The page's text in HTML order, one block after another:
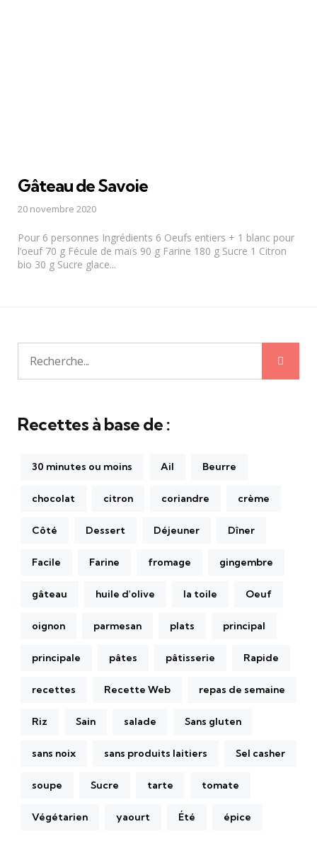
Gâteau de Savoie
20 novembre 2020
Pour 6 personnes Ingrédients 6 Oeufs entiers + 1 blanc pour
l’oeuf 70 g Fécule de maïs 90 g Farine 180 g Sucre 1 Citron
bio 30 g Sucre glace...
Recherche
pour:
Recettes à base de :
30 minutes ou moins Ail Beurre
chocolat citron coriandre crème
Côté Dessert Déjeuner Dîner
Facile Farine fromage gingembre
gâteau huile d'olive la toile Oeuf
oignon parmesan plats principal
principale pâtes pâtisserie Rapide
recettes Recette Web repas de semaine
Riz Sain salade Sans gluten
sans noix sans produits laitiers Sel casher
soupe Sucre tarte tomate
Végétarien yaourt Été épice